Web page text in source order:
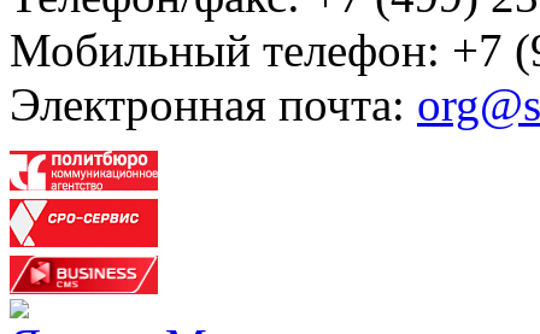
Мобильный телефон: +7
Электронная почта: